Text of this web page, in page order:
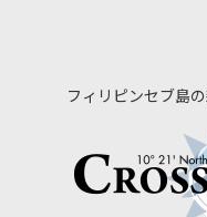
フィリピンセブ島